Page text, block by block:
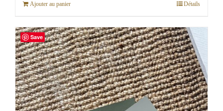
Ajouter au panier Détails
Save